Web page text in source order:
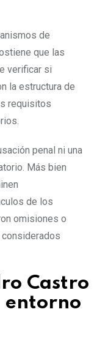
de
que las
verificar si
la estructura de
requisitos
penal ni una
Más bien
de los
omisiones o
Castro
entorno